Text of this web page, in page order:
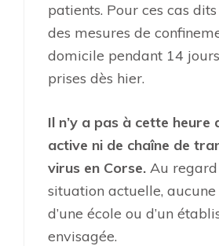
patients. Pour ces cas dits
des mesures de
domicile pendant 14
prises dès hier.
Il n’y a pas à cette heure
active ni de chaîne de
virus en Corse. Au
situation actuelle,
d’une école ou d’un
envisagée.